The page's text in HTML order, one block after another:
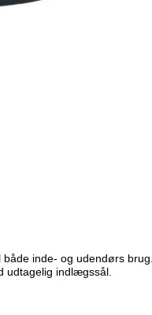
inde- og udendørs brug.
udtagelig indlægssål.